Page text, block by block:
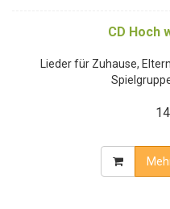
CD Hoch
Lieder für Zuhause,